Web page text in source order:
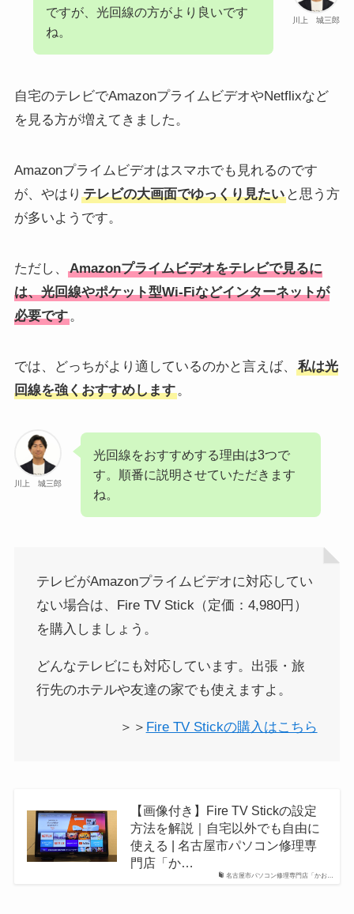
川上 城三郎
ですが、光回線の方がより良いです
ね。
自宅のテレビでAmazonプライムビデオやNetflixなど
を見る方が増えてきました。
Amazonプライムビデオはスマホでも見れるのです
が、やはり テレビの大画面でゆっくり見たいと思う方
が多いようです。
ただし、
Amazonプライムビデオをテレビで見るに
は、光回線やポケット型Wi-Fiなどインターネットが
必要です。
では、どっちがより適しているのかと言えば、
私は光
回線を強くおすすめします。
川上 城三郎
光回線をおすすめする理由は3つで
す。順番に説明させていただきます
ね。
テレビがAmazonプライムビデオに対応してい
ない場合は、Fire TV Stick（定価：4,980円）
を購入しましょう。
どんなテレビにも対応しています。出張・旅
行先のホテルや友達の家でも使えますよ。
＞＞ Fire TV Stickの購入はこちら
名古屋市パソコン修理専門店「かお…
【画像付き】Fire TV Stickの設定
方法を解説｜自宅以外でも自由に
使える | 名古屋市パソコン修理専
門店「か…